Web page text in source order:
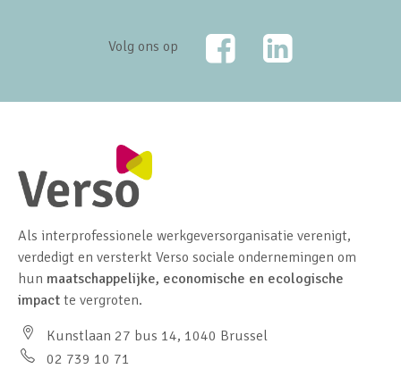
Volg ons op
FacebookLinkedIn
Als interprofessionele werkgeversorganisatie verenigt,
verdedigt en versterkt Verso sociale ondernemingen om
hun maatschappelijke, economische en ecologische
impact te vergroten.
Kunstlaan 27 bus 14, 1040 Brussel
02 739 10 71